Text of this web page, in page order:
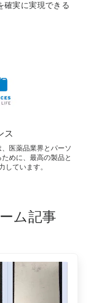
確実に実現できる
ス
医薬品業界とパーソ
めに、最高の製品と
しています。
ム記事